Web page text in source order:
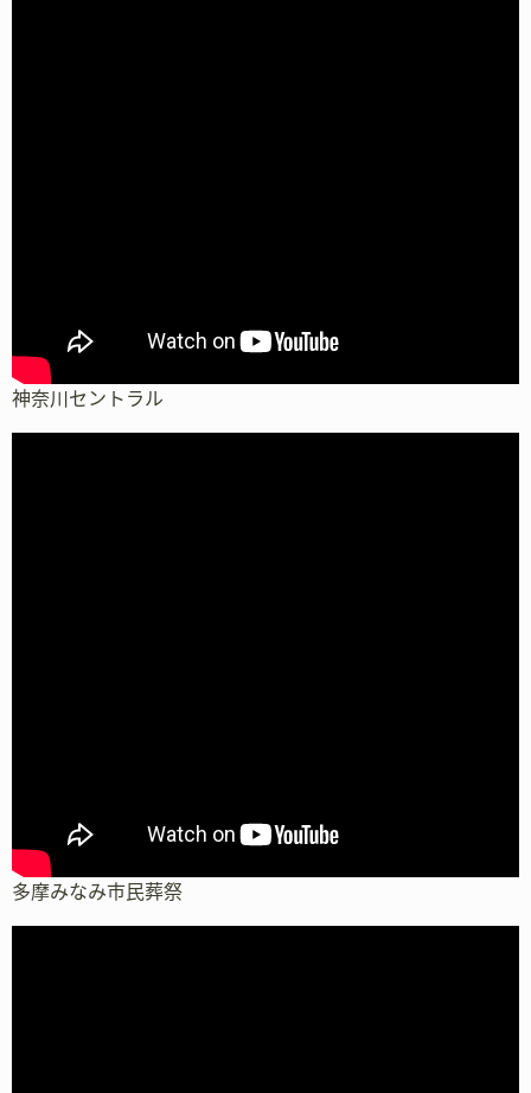
神奈川セントラル
多摩みなみ市民葬祭